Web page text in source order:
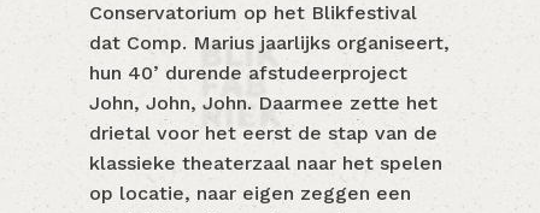
Conservatorium op het Blikfestival
dat Comp. Marius jaarlijks organiseert,
hun 40’ durende afstudeerproject
John, John, John. Daarmee zette het
drietal voor het eerst de stap van de
klassieke theaterzaal naar het spelen
op locatie, naar eigen zeggen een